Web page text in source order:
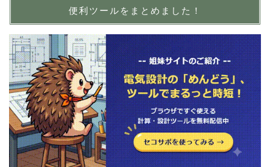
便利ツールをまとめました！